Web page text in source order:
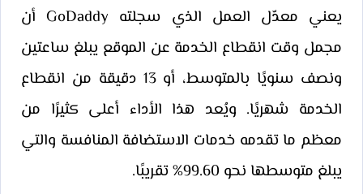
يعني معدّل العمل الذي سجلته GoDaddy أن
مجمل وقت انقطاع الخدمة عن الموقع يبلغ ساعتين
ونصف سنويًا بالمتوسط، أو 13 دقيقة من انقطاع
الخدمة شهريًا. ويُعد هذا الأداء أعلى كثيرًا من
معظم ما تقدمه خدمات الاستضافة المنافسة والتي
يبلغ متوسطها نحو 99.60% تقريبًا.